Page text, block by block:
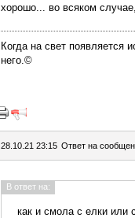
хорошо... во всяком
Когда на свет появляется
него.©
28.10.21 23:15 Ответ на
В ответ на:
как и смола с елки или